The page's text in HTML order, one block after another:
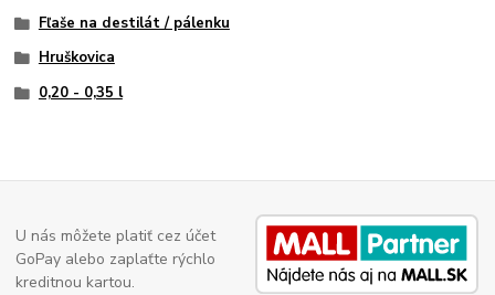
Fľaše na destilát / pálenku
Hruškovica
0,20 - 0,35 l
U nás môžete platiť cez účet
GoPay alebo zaplaťte rýchlo
kreditnou kartou.